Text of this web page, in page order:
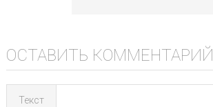
ОСТАВИТЬ КОММЕНТАРИЙ
Текст